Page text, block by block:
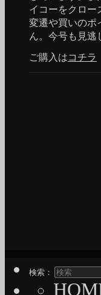
イコーをクロー
変遷や買いのポ
ん。今号も見逃
ご購入はコチラ
検索：